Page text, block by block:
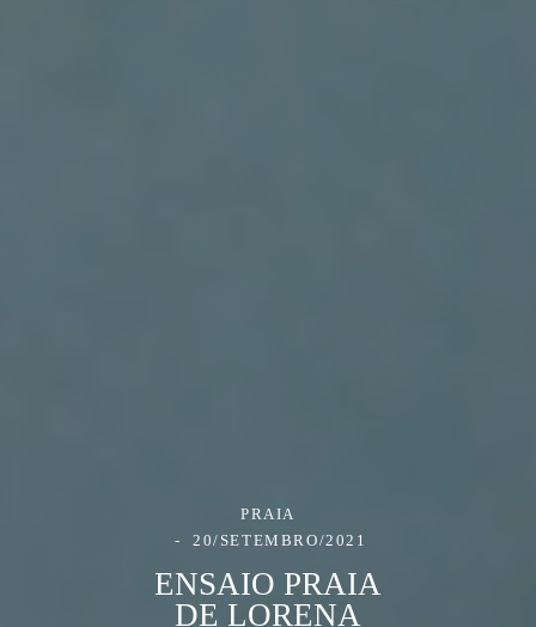
PRAIA
20/SETEMBRO/2021
ENSAIO PRAIA
DE LORENA